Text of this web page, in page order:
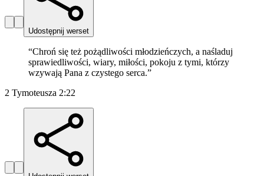
Udostępnij werset
“Chroń się też pożądliwości młodzieńczych, a naśladuj
sprawiedliwości, wiary, miłości, pokoju z tymi, którzy
wzywają Pana z czystego serca.”
2 Tymoteusza 2:22